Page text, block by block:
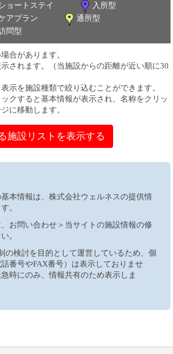
ョートステイ
入所型
アプラン
通所型
問型
合があります。
されます。（当施設からの距離が近い順に30
示を施設種類で絞り込むことができます。
クすると基本情報が表示され、名称をクリッ
に移動します。
施設リストを表示する
本情報は、株式会社ウェルネスの提供情
。
お問い合わせ＞当サイトの施設情報の修
。
の検討を目的として運営しているため、個
番号やFAX番号）は表示しておりませ
時にのみ、情報共有のため表示しま